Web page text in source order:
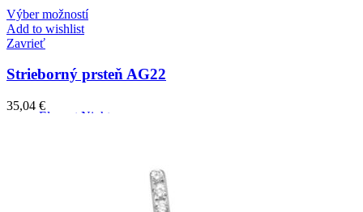
Elegant Night
Výber možností
Add to wishlist
Zavrieť
Strieborný prsteň AG22
35,04 €